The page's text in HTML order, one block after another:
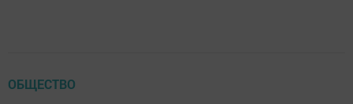
ОБЩЕСТВО